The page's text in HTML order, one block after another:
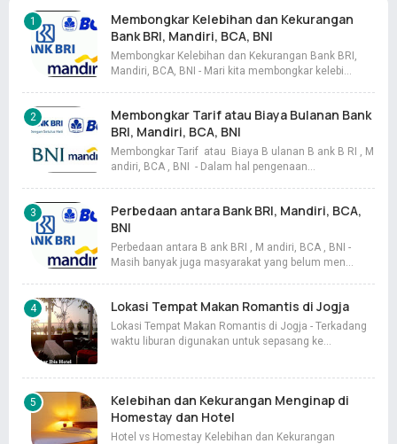
Membongkar Kelebihan dan Kekurangan
Bank BRI, Mandiri, BCA, BNI
Membongkar Kelebihan dan Kekurangan Bank BRI,
Mandiri, BCA, BNI - Mari kita membongkar kelebi…
Membongkar Tarif atau Biaya Bulanan Bank
BRI, Mandiri, BCA, BNI
Membongkar Tarif atau Biaya B ulanan B ank B RI , M
andiri, BCA , BNI - Dalam hal pengenaan…
Perbedaan antara Bank BRI, Mandiri, BCA,
BNI
Perbedaan antara B ank BRI , M andiri, BCA , BNI -
Masih banyak juga masyarakat yang belum men…
Lokasi Tempat Makan Romantis di Jogja
Lokasi Tempat Makan Romantis di Jogja - Terkadang
waktu liburan digunakan untuk sepasang ke…
Kelebihan dan Kekurangan Menginap di
Homestay dan Hotel
Hotel vs Homestay Kelebihan dan Kekurangan